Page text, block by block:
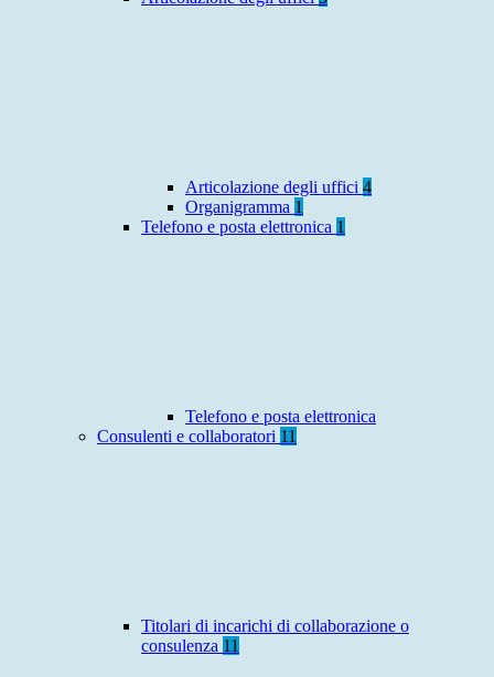
Articolazione degli uffici 4
Organigramma 1
Telefono e posta elettronica 1
Telefono e posta elettronica
Consulenti e collaboratori 11
Titolari di incarichi di collaborazione o
consulenza 11